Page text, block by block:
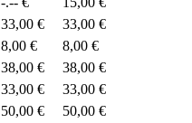
33,00 €
33,00 €
8,00 €
8,00 €
38,00 €
38,00 €
33,00 €
33,00 €
50,00 €
50,00 €